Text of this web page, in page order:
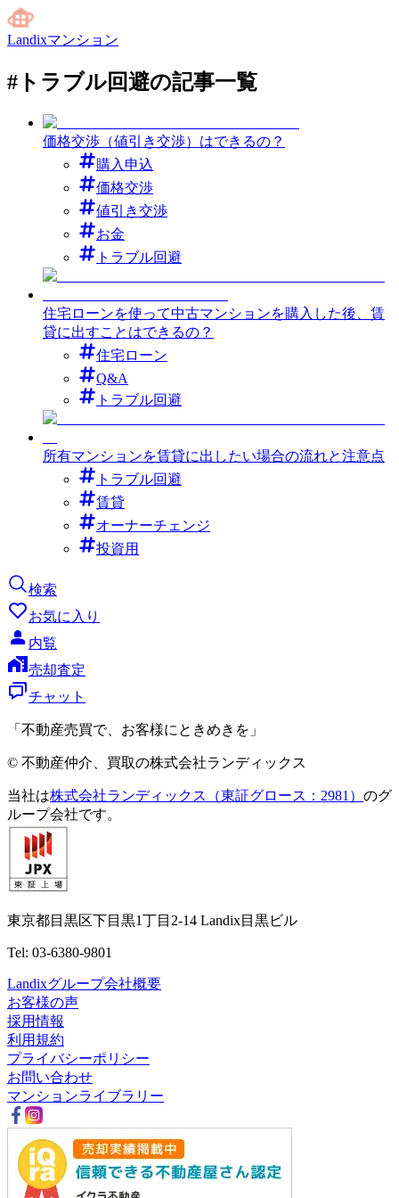
Landixマンション
# トラブル回避の記事一覧
価格交渉（値引き交渉）はできるの？
購入申込
価格交渉
値引き交渉
お金
トラブル回避
住宅ローンを使って中古マンションを購入した後、賃
貸に出すことはできるの？
住宅ローン
Q&A
トラブル回避
所有マンションを賃貸に出したい場合の流れと注意点
トラブル回避
賃貸
オーナーチェンジ
投資用
検索
お気に入り
内覧
売却査定
チャット
「不動産売買で、お客様にときめきを」
© 不動産仲介、買取の株式会社ランディックス
当社は株式会社ランディックス（東証グロース：2981） のグ
ループ会社です。
東京都目黒区下目黒1丁目2-14 Landix目黒ビル
Tel: 03-6380-9801
Landixグループ会社概要
お客様の声
採用情報
利用規約
プライバシーポリシー
お問い合わせ
マンションライブラリー